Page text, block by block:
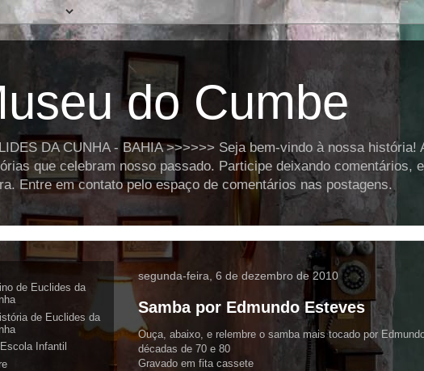
do Cumbe
DA CUNHA - BAHIA >>>>>> Seja bem-vindo à nossa
que celebram nosso passado. Participe deixando comentários,
Entre em contato pelo espaço de comentários nas postagens.
segunda-feira, 6 de dezembro de 2010
Samba por Edmundo Esteves
Ouça, abaixo, e relembre o samba mais tocado por
décadas de 70 e 80
Gravado em fita cassete
de Euclides da
de Euclides da
Infantil